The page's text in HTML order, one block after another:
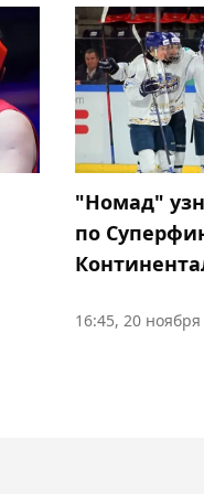
"Номад"
по
16:45, 20 ноября